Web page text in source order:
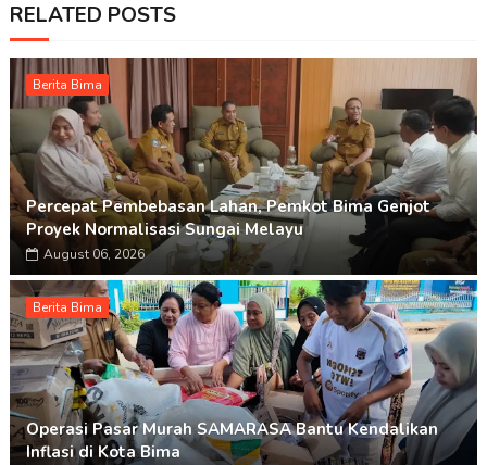
RELATED POSTS
Berita Bima
Percepat Pembebasan Lahan, Pemkot Bima Genjot
Proyek Normalisasi Sungai Melayu
August 06, 2026
Berita Bima
Operasi Pasar Murah SAMARASA Bantu Kendalikan
Inflasi di Kota Bima